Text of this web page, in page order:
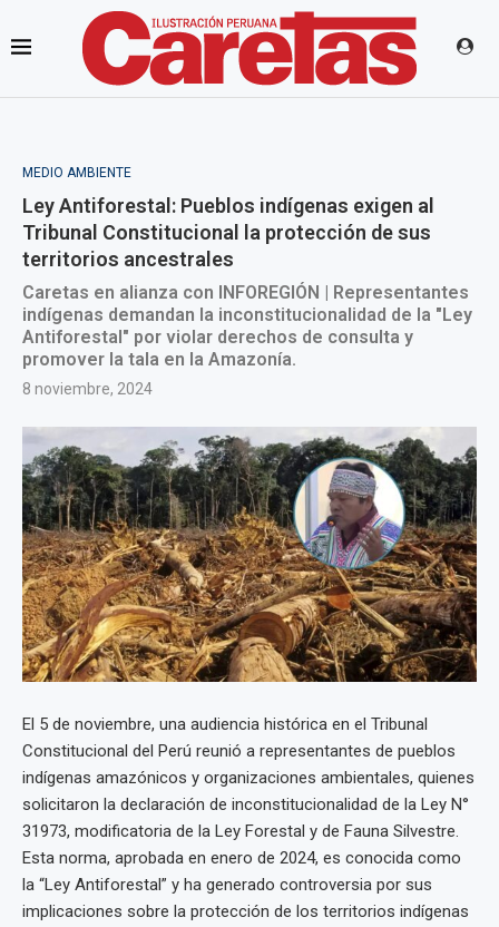
MEDIO AMBIENTE
Ley Antiforestal: Pueblos indígenas exigen al
Tribunal Constitucional la protección de sus
territorios ancestrales
Caretas en alianza con INFOREGIÓN | Representantes
indígenas demandan la inconstitucionalidad de la "Ley
Antiforestal" por violar derechos de consulta y
promover la tala en la Amazonía.
8 noviembre, 2024
El 5 de noviembre, una audiencia histórica en el Tribunal
Constitucional del Perú reunió a representantes de pueblos
indígenas amazónicos y organizaciones ambientales, quienes
solicitaron la declaración de inconstitucionalidad de la Ley N°
31973, modificatoria de la Ley Forestal y de Fauna Silvestre.
Esta norma, aprobada en enero de 2024, es conocida como
la “Ley Antiforestal” y ha generado controversia por sus
implicaciones sobre la protección de los territorios indígenas